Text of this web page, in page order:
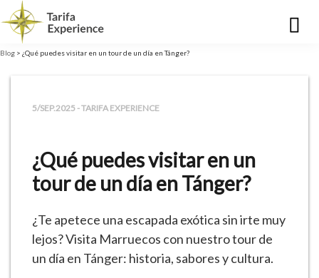
Blog > ¿Qué puedes visitar en un tour de un día en Tánger?
5/SEP.2025 - TARIFA EXPERIENCE
¿Qué puedes visitar en un
tour de un día en Tánger?
¿Te apetece una escapada exótica sin irte muy
lejos? Visita Marruecos con nuestro tour de
un día en Tánger: historia, sabores y cultura.